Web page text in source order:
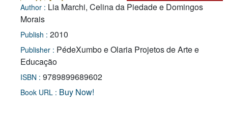
Author : Lia Marchi, Celina da Piedade e Domingos
Morais
Publish : 2010
Publisher : PédeXumbo e Olaria Projetos de Arte e
Educação
ISBN : 9789899689602
Book URL : Buy Now!